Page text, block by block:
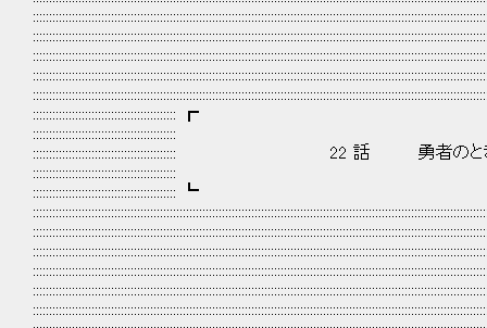
::::::::::::::::::::::::::::::::::::::::::::
:::::::::::::::::::::::::::::::::::::::::::: 22 話 勇者のと
::::::::::::::::::::::::::::::::::::::::::::